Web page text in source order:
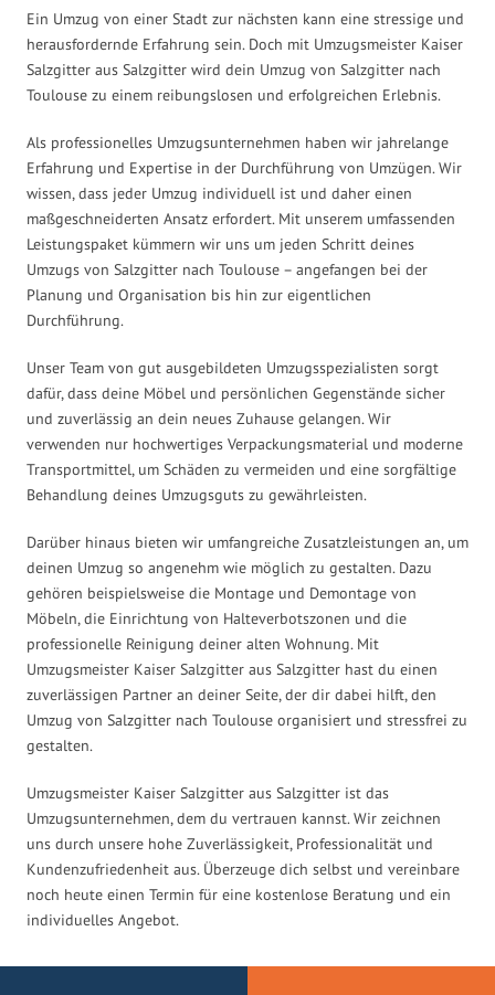
Ein Umzug von einer Stadt zur nächsten kann eine stressige und
herausfordernde Erfahrung sein. Doch mit Umzugsmeister Kaiser
Salzgitter aus Salzgitter wird dein Umzug von Salzgitter nach
Toulouse zu einem reibungslosen und erfolgreichen Erlebnis.
Als professionelles Umzugsunternehmen haben wir jahrelange
Erfahrung und Expertise in der Durchführung von Umzügen. Wir
wissen, dass jeder Umzug individuell ist und daher einen
maßgeschneiderten Ansatz erfordert. Mit unserem umfassenden
Leistungspaket kümmern wir uns um jeden Schritt deines
Umzugs von Salzgitter nach Toulouse – angefangen bei der
Planung und Organisation bis hin zur eigentlichen
Durchführung.
Unser Team von gut ausgebildeten Umzugsspezialisten sorgt
dafür, dass deine Möbel und persönlichen Gegenstände sicher
und zuverlässig an dein neues Zuhause gelangen. Wir
verwenden nur hochwertiges Verpackungsmaterial und moderne
Transportmittel, um Schäden zu vermeiden und eine sorgfältige
Behandlung deines Umzugsguts zu gewährleisten.
Darüber hinaus bieten wir umfangreiche Zusatzleistungen an, um
deinen Umzug so angenehm wie möglich zu gestalten. Dazu
gehören beispielsweise die Montage und Demontage von
Möbeln, die Einrichtung von Halteverbotszonen und die
professionelle Reinigung deiner alten Wohnung. Mit
Umzugsmeister Kaiser Salzgitter aus Salzgitter hast du einen
zuverlässigen Partner an deiner Seite, der dir dabei hilft, den
Umzug von Salzgitter nach Toulouse organisiert und stressfrei zu
gestalten.
Umzugsmeister Kaiser Salzgitter aus Salzgitter ist das
Umzugsunternehmen, dem du vertrauen kannst. Wir zeichnen
uns durch unsere hohe Zuverlässigkeit, Professionalität und
Kundenzufriedenheit aus. Überzeuge dich selbst und vereinbare
noch heute einen Termin für eine kostenlose Beratung und ein
individuelles Angebot.